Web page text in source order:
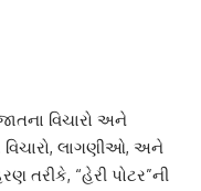
વિચારો અને
વિચારો, લાગણીઓ, અને
તરીકે, “હેરી પોટર”ની